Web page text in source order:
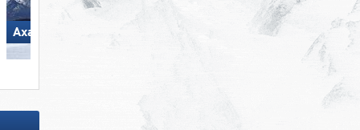
Axamer Lizum
Latemar – Obereggen/​